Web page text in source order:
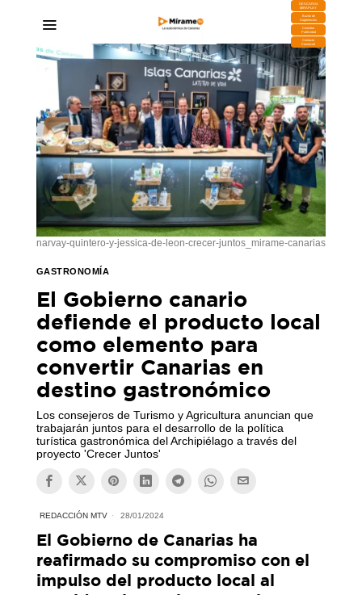
DESCARGA
MIRAPLAY
Buzón de
Sugerencias
Contratar
Publicidad
Contacto
Comercial
narvay-quintero-y-jessica-de-leon-crecer-juntos_mirame-canarias
GASTRONOMÍA
El Gobierno canario
defiende el producto local
como elemento para
convertir Canarias en
destino gastronómico
Los consejeros de Turismo y Agricultura anuncian que
trabajarán juntos para el desarrollo de la política
turística gastronómica del Archipiélago a través del
proyecto 'Crecer Juntos'
REDACCIÓN MTV 28/01/2024
El Gobierno de Canarias ha
reafirmado su compromiso con el
impulso del producto local al